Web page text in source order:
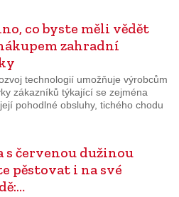
co byste měli vědět
zahradní
technologií umožňuje výrobcům
zákazníků týkající se zejména
pohodlné obsluhy, tichého chodu
s červenou dužinou
pěstovat i na své